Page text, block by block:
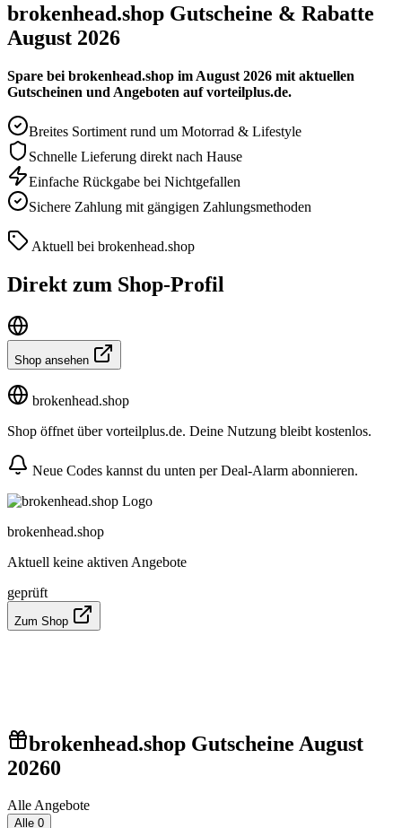
brokenhead.shop Gutscheine & Rabatte
August 2026
Spare bei brokenhead.shop im August 2026 mit aktuellen
Gutscheinen und Angeboten auf vorteilplus.de.
Breites Sortiment rund um Motorrad & Lifestyle
Schnelle Lieferung direkt nach Hause
Einfache Rückgabe bei Nichtgefallen
Sichere Zahlung mit gängigen Zahlungsmethoden
Aktuell bei brokenhead.shop
Direkt zum Shop-Profil
Shop ansehen
brokenhead.shop
Shop öffnet über vorteilplus.de. Deine Nutzung bleibt kostenlos.
Neue Codes kannst du unten per Deal-Alarm abonnieren.
brokenhead.shop
Aktuell keine aktiven Angebote
geprüft
Zum Shop
brokenhead.shop Gutscheine August
20260
Alle Angebote
Alle 0